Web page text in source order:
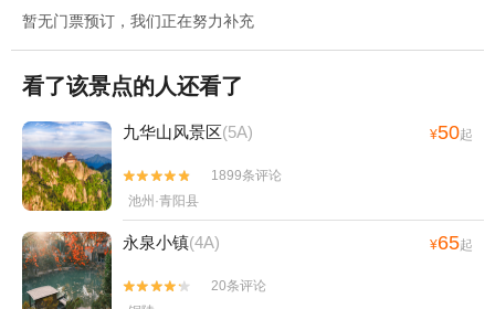
暂无门票预订，我们正在努力补充
看了该景点的人还看了
九华山风景区(5A) ¥50起


1899条评论
池州·青阳县
永泉小镇(4A) ¥65起


20条评论